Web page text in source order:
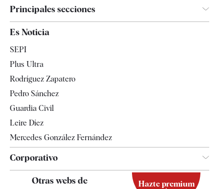
Principales secciones
Televisión
Es Noticia
SEPI
Plus Ultra
Rodríguez Zapatero
Pedro Sánchez
Guardia Civil
Leire Díez
Mercedes González Fernández
Corporativo
Otras webs de Hazte premium